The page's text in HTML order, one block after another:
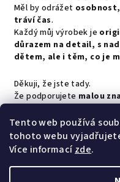
Tento web používá
tohoto webu
Více informacízde.
Měl by odrážet
tráví čas.
Každý můj výrobek je
důrazem na detail, s
dětem, ale i těm, co je
Děkuji, že jste tady.
Že podporujetemalou
Vybírejte srdcem!
Ochrana